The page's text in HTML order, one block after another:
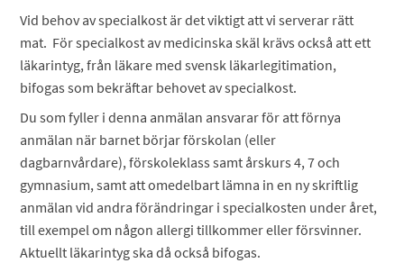
Vid behov av specialkost är det viktigt att vi serverar rätt
mat. För specialkost av medicinska skäl krävs också att ett
läkarintyg, från läkare med svensk läkarlegitimation,
bifogas som bekräftar behovet av specialkost.
Du som fyller i denna anmälan ansvarar för att förnya
anmälan när barnet börjar förskolan (eller
dagbarnvårdare), förskoleklass samt årskurs 4, 7 och
gymnasium, samt att omedelbart lämna in en ny skriftlig
anmälan vid andra förändringar i specialkosten under året,
till exempel om någon allergi tillkommer eller försvinner.
Aktuellt läkarintyg ska då också bifogas.